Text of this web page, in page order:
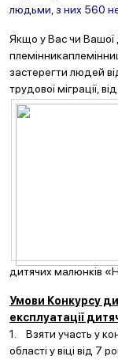
людьми, з них 560
Якщо у Вас чи Вашої
застерегти людей
трудової міграції, від
дитячих малюнків
Умови Конкурсу
експлуатації
1. Взяти участь у
області у віці від 7